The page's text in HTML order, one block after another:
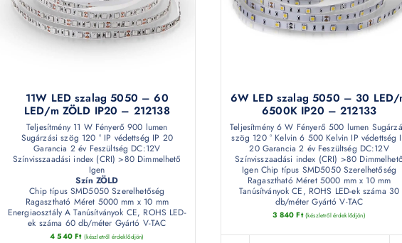
11W LED szalag 5050 – 60
LED/m ZÖLD IP20 – 212138
Teljesítmény 11 W Fényerő 900 lumen
Sugárzási szög 120 ° IP védettség IP 20
Garancia 2 év Feszültség DC:12V
Színvisszaadási index (CRI) >80 Dimmelhető
Igen
Szín ZÖLD
Chip típus SMD5050 Szerelhetőség
Ragasztható Méret 5000 mm x 10 mm
Energiaosztály A Tanúsítványok CE, ROHS LED-
ek száma 60 db/méter Gyártó V-TAC
4 540Ft (készletről érdeklődjön)
6W LED szalag 5050 – 30 LED/
6500K IP20 – 212133
Teljesítmény 6 W Fényerő 500 lumen
szög 120 ° Kelvin 6 500 Kelvin IP védettség
20 Garancia 2 év Feszültség DC:12V
Színvisszaadási index (CRI) >80 Dimmelhető
Igen Chip típus SMD5050 Szerelhetőség
Ragasztható Méret 5000 mm x 10 mm
Tanúsítványok CE, ROHS LED-ek száma 30
db/méter Gyártó V-TAC
3 840Ft (készletről érdeklődjön)